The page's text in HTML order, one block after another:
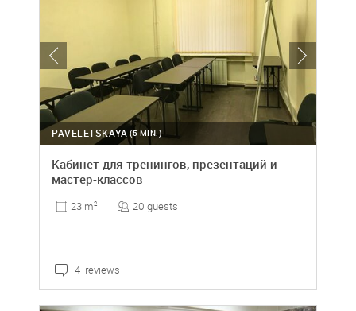
(5 MIN.)
PAVELETSKAYA
Кабинет для тренингов, презентаций и
мастер-классов
23 m2 20 guests
4 reviews